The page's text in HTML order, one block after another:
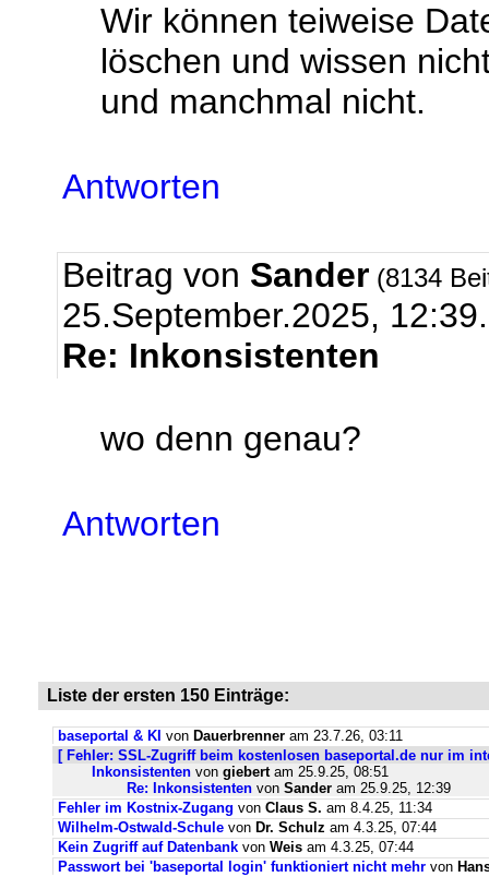
Wir können teiweise
löschen und wissen
und manchmal nicht.
Antworten
Beitrag von Sander (8134
25.September.2025, 12:39.
Re: Inkonsistenten
wo denn genau?
Antworten
Liste der ersten 150 Einträge:
baseportal & KI von Dauerbrenner am 23.7.26, 03:11
[ Fehler: SSL-Zugriff beim kostenlosen baseportal.de nur im
Inkonsistenten von giebertam 25.9.25, 08:51
Re: Inkonsistenten von Sander am 25.9.25, 12:39
Fehler im Kostnix-Zugang von Claus S. am 8.4.25, 11:34
Wilhelm-Ostwald-Schule von Dr. Schulz am 4.3.25, 07:44
Kein Zugriff auf Datenbank von Weis am 4.3.25, 07:44
Passwort bei 'baseportal login' funktioniert nicht mehr von